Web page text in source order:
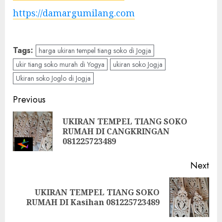
https://damargumilang.com
Tags: harga ukiran tempel tiang soko di Jogja
ukir tiang soko murah di Yogya
ukiran soko Jogja
Ukiran soko Joglo di Jogja
Previous
UKIRAN TEMPEL TIANG SOKO
RUMAH DI CANGKRINGAN
081225723489
Next
UKIRAN TEMPEL TIANG SOKO
RUMAH DI Kasihan 081225723489